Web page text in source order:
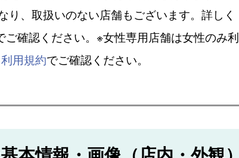
、取扱いのない店舗もございます。詳しく
確認ください。※女性専用店舗は女性のみ利
利用規約でご確認ください。